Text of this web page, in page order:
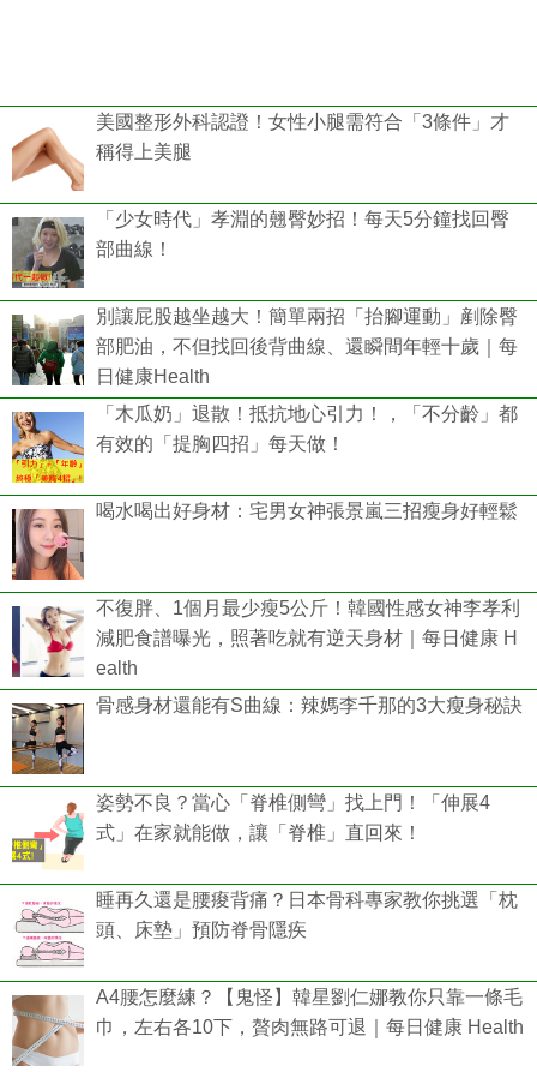
美國整形外科認證！女性小腿需符合「3條件」才
稱得上美腿
「少女時代」孝淵的翹臀妙招！每天5分鐘找回臀
部曲線！
別讓屁股越坐越大！簡單兩招「抬腳運動」剷除臀
部肥油，不但找回後背曲線、還瞬間年輕十歲｜每
日健康Health
「木瓜奶」退散！抵抗地心引力！，「不分齡」都
有效的「提胸四招」每天做！
喝水喝出好身材：宅男女神張景嵐三招瘦身好輕鬆
不復胖、1個月最少瘦5公斤！韓國性感女神李孝利
減肥食譜曝光，照著吃就有逆天身材｜每日健康 H
ealth
骨感身材還能有S曲線：辣媽李千那的3大瘦身秘訣
姿勢不良？當心「脊椎側彎」找上門！「伸展4
式」在家就能做，讓「脊椎」直回來！
睡再久還是腰痠背痛？日本骨科專家教你挑選「枕
頭、床墊」預防脊骨隱疾
A4腰怎麼練？【鬼怪】韓星劉仁娜教你只靠一條毛
巾，左右各10下，贅肉無路可退｜每日健康 Health